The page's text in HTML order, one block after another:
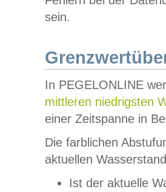
sein.
In PEGELONLINE
mittleren niedrigsten
einer Zeitspanne in
Die farblichen
aktuellen
Ist der aktuelle